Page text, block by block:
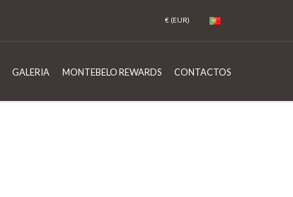
GALERIA MONTEBELO REWARDS CONTACTOS